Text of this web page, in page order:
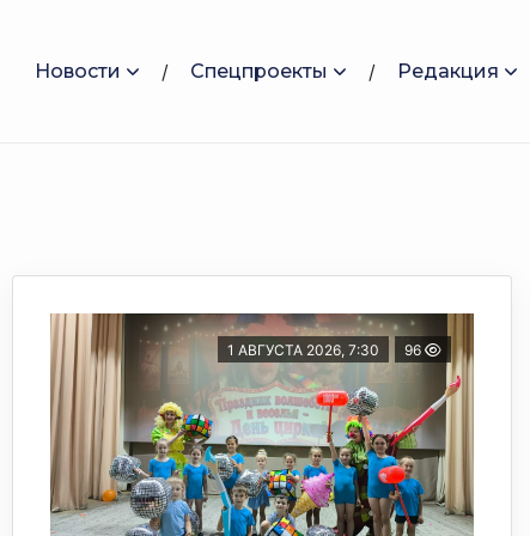
Новости Спецпроекты Редакция
1 АВГУСТА 2026, 7:30 96